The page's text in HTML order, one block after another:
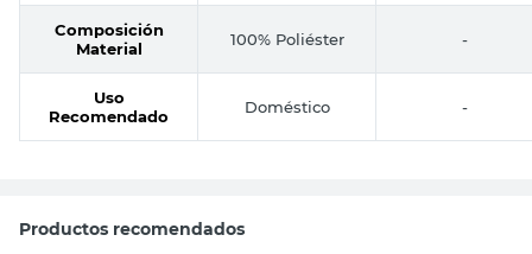
Composición
Material
100% Poliéster -
Uso
Recomendado
Doméstico -
Productos recomendados